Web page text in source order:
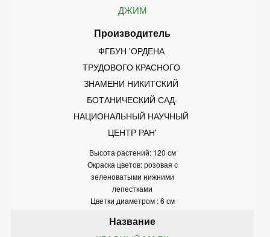
ДЖИМ
ФГБУН 'ОРДЕНА
ТРУДОВОГО КРАСНОГО
ЗНАМЕНИ НИКИТСКИЙ
БОТАНИЧЕСКИЙ САД-
НАЦИОНАЛЬНЫЙ НАУЧНЫЙ
ЦЕНТР РАН'
Высота растений: 120 см
Окраска цветов: розовая с
зеленоватыми нижними
лепестками
Цветки диаметром : 6 см